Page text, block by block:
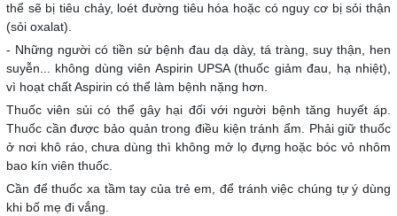
thể sẽ bị tiêu chảy, loét đường tiêu hóa hoặc có nguy cơ bị sỏi thận
(sỏi oxalat).
- Những người có tiền sử bệnh đau dạ dày, tá tràng, suy thận, hen
suyễn... không dùng viên Aspirin UPSA (thuốc giảm đau, hạ nhiệt),
vì hoạt chất Aspirin có thể làm bệnh nặng hơn.
Thuốc viên sủi có thể gây hại đối với người bệnh tăng huyết áp.
Thuốc cần được bảo quản trong điều kiện tránh ẩm. Phải giữ thuốc
ở nơi khô ráo, chưa dùng thì không mở lọ đựng hoặc bóc vỏ nhôm
bao kín viên thuốc.
Cần để thuốc xa tầm tay của trẻ em, để tránh việc chúng tự ý dùng
khi bố mẹ đi vắng.